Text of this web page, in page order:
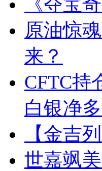
原油惊
来？
CFTC持
白银净
【金吉
世嘉飒